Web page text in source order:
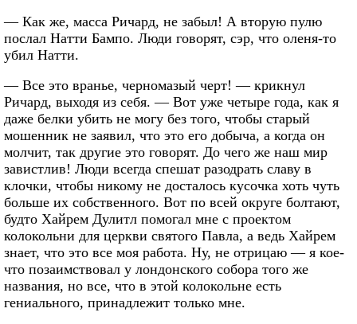
— Как же, масса Ричард, не забыл! А вторую пулю
послал Натти Бампо. Люди говорят, сэр, что оленя-то
убил Натти.
— Все это вранье, черномазый черт! — крикнул
Ричард, выходя из себя. — Вот уже четыре года, как я
даже белки убить не могу без того, чтобы старый
мошенник не заявил, что это его добыча, а когда он
молчит, так другие это говорят. До чего же наш мир
завистлив! Люди всегда спешат разодрать славу в
клочки, чтобы никому не досталось кусочка хоть чуть
больше их собственного. Вот по всей округе болтают,
будто Хайрем Дулитл помогал мне с проектом
колокольни для церкви святого Павла, а ведь Хайрем
знает, что это все моя работа. Ну, не отрицаю — я кое-
что позаимствовал у лондонского собора того же
названия, но все, что в этой колокольне есть
гениального, принадлежит только мне.